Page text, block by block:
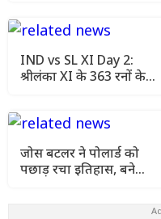
IND vs SL XI Day 2:
श्रीलंका XI के 363 रनों के
टिकीं उम्मीदें
जोस बटलर ने पोलार्ड को
पछाड़ रचा इतिहास, बने